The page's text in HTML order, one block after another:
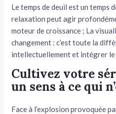
Le temps de deuil est un temps
relaxation peut agir
moteur de croissance ; La
changement : c’est toute la
intellectuellement et intégrer le
Cultivez votre
un sens à ce qui
Face à l’explosion provoquée